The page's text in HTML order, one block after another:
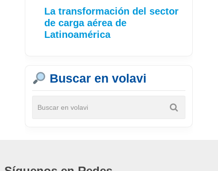
La transformación del sector
de carga aérea de
Latinoamérica
Buscar en volavi